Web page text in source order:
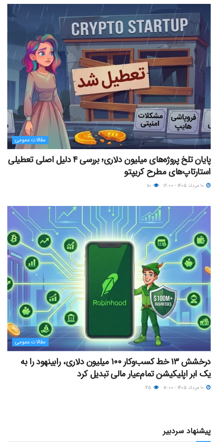
مقالات عمومی
پایان تلخ پروژه‌های میلیون دلاری؛ بررسی ۴ دلیل اصلی تعطیلی
استارتاپ‌های مطرح کریپتو
مقالات عمومی
درخشش ۱۳ خط کسب‌وکار ۱۰۰ میلیون دلاری، رابینهود را به
یک ابر اپلیکیشن تمام‌عیار مالی تبدیل کرد
پیشنهاد سردبیر